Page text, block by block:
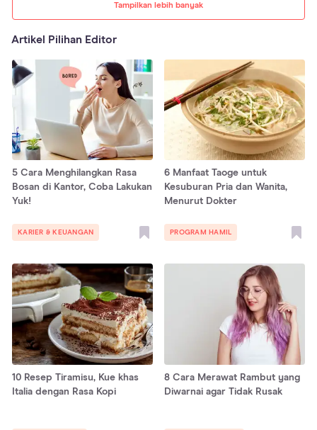
Tampilkan lebih banyak
Artikel Pilihan Editor
5 Cara Menghilangkan Rasa
Bosan di Kantor, Coba Lakukan
Yuk!
KARIER & KEUANGAN
6 Manfaat Taoge untuk
Kesuburan Pria dan Wanita,
Menurut Dokter
PROGRAM HAMIL
10 Resep Tiramisu, Kue khas
Italia dengan Rasa Kopi
8 Cara Merawat Rambut yang
Diwarnai agar Tidak Rusak